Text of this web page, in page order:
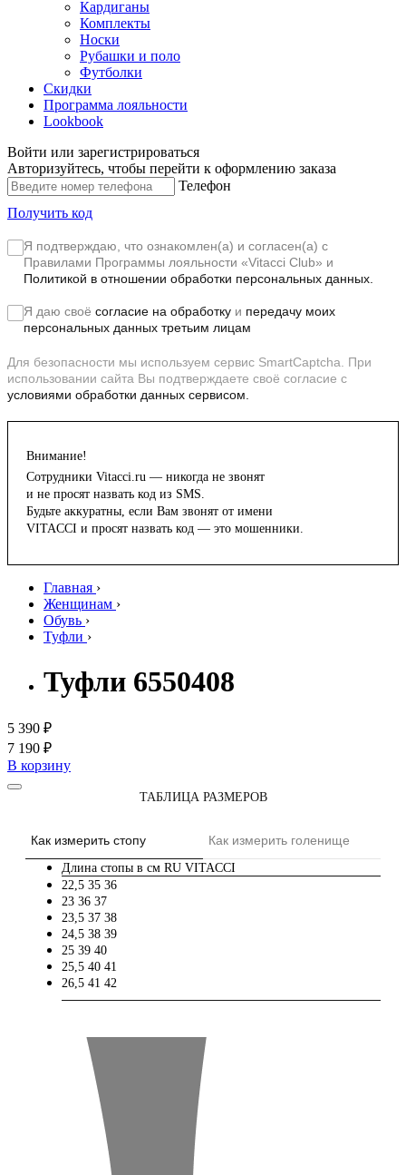
Кардиганы
Комплекты
Носки
Рубашки и поло
Футболки
Скидки
Программа лояльности
Lookbook
Войти или зарегистрироваться
Авторизуйтесь, чтобы перейти к оформлению заказа
Телефон
Получить код
Я подтверждаю, что ознакомлен(а) и согласен(а) с
Правилами Программы лояльности «Vitacci Club» и
Политикой в отношении обработки персональных данных.
Я даю своё согласие на обработку и передачу моих
персональных данных третьим лицам
Для безопасности мы используем сервис SmartCaptcha. При
использовании сайта Вы подтверждаете своё согласие с
условиями обработки данных сервисом.
Внимание!
Сотрудники Vitacci.ru — никогда не звонят
и не просят назвать код из SMS.
Будьте аккуратны, если Вам звонят от имени
VITACCI и просят назвать код — это мошенники.
Главная ›
Женщинам ›
Обувь ›
Туфли ›
Туфли 6550408
5 390 ₽
7 190 ₽
В корзину
ТАБЛИЦА РАЗМЕРОВ
Как измерить стопу Как измерить голенище
Длина стопы в см RU VITACCI
22,5 35 36
23 36 37
23,5 37 38
24,5 38 39
25 39 40
25,5 40 41
26,5 41 42